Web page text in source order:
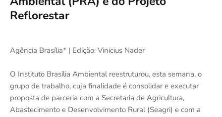
Reflorestar
Agência Brasília* | Edição: Vinicius Nader
O Instituto Brasília Ambiental reestruturou, esta semana, o
grupo de trabalho, cuja finalidade é consolidar e executar
proposta de parceria com a Secretaria de Agricultura,
Abastecimento e Desenvolvimento Rural (Seagri) e com a